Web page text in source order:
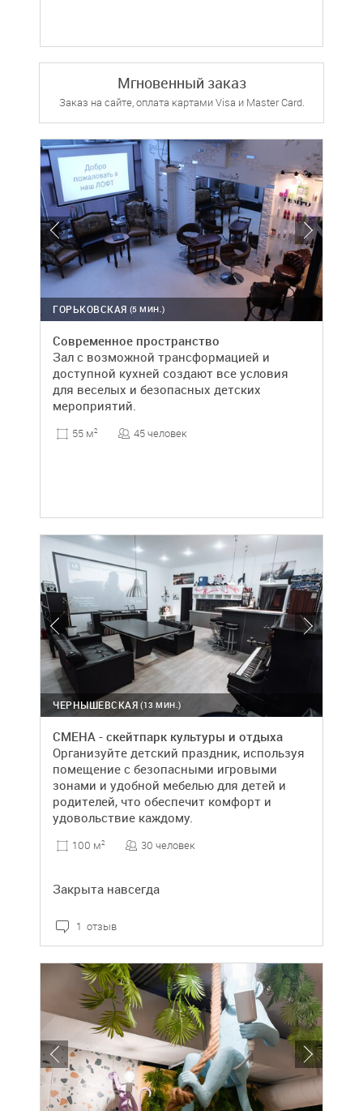
Мгновенный заказ
Заказ на сайте, оплата картами Visa и Master Card.
(5 МИН.)
ГОРЬКОВСКАЯ
Современное пространство
Зал с возможной трансформацией и
доступной кухней создают все условия
для веселых и безопасных детских
мероприятий.
55 м2 45 человек
(13 МИН.)
ЧЕРНЫШЕВСКАЯ
СМЕНА - скейтпарк культуры и отдыха
Организуйте детский праздник, используя
помещение с безопасными игровыми
зонами и удобной мебелью для детей и
родителей, что обеспечит комфорт и
удовольствие каждому.
100 м2 30 человек
Закрыта навсегда
1 отзыв